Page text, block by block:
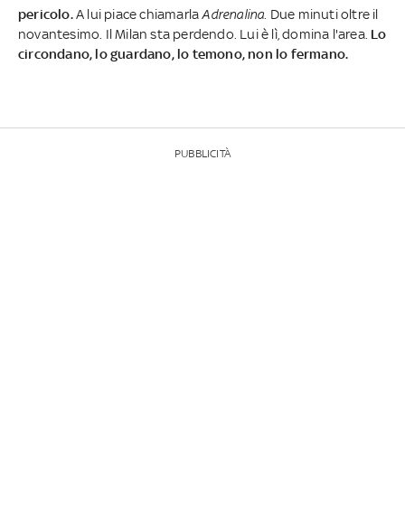
pericolo.A lui piace chiamarlaAdrenalina. Due minuti oltre il
novantesimo. Il Milan sta perdendo. Lui è lì, domina l'area. Lo
circondano, lo guardano, lo temono, non lo fermano.
PUBBLICITÀ